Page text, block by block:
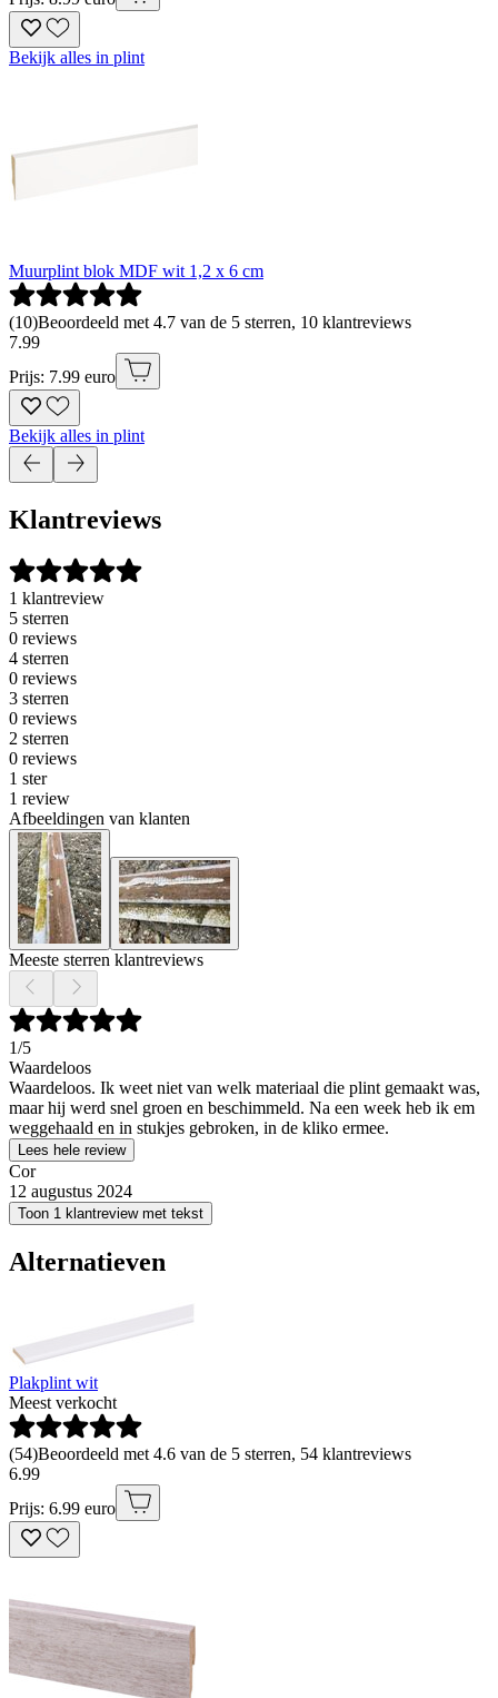
Bekijk alles in plint
Muurplint blok MDF wit 1,2 x 6 cm
(10)Beoordeeld met 4.7 van de 5 sterren, 10 klantreviews
7.99
Prijs: 7.99 euro
Bekijk alles in plint
Klantreviews
1 klantreview
5 sterren
0 reviews
4 sterren
0 reviews
3 sterren
0 reviews
2 sterren
0 reviews
1 ster
1 review
Afbeeldingen van klanten
Meeste sterren klantreviews
1/5
Waardeloos
Waardeloos. Ik weet niet van welk materiaal die plint gemaakt was,
maar hij werd snel groen en beschimmeld. Na een week heb ik em
weggehaald en in stukjes gebroken, in de kliko ermee.
Lees hele review
Cor
12 augustus 2024
Toon 1 klantreview met tekst
Alternatieven
Plakplint wit
Meest verkocht
(54)Beoordeeld met 4.6 van de 5 sterren, 54 klantreviews
6.99
Prijs: 6.99 euro